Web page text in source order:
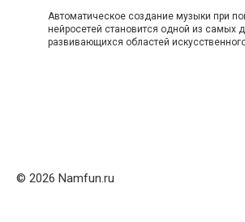
Автоматическое создание музыки при
нейросетей становится одной из самых
развивающихся областей
© 2026 Namfun.ru